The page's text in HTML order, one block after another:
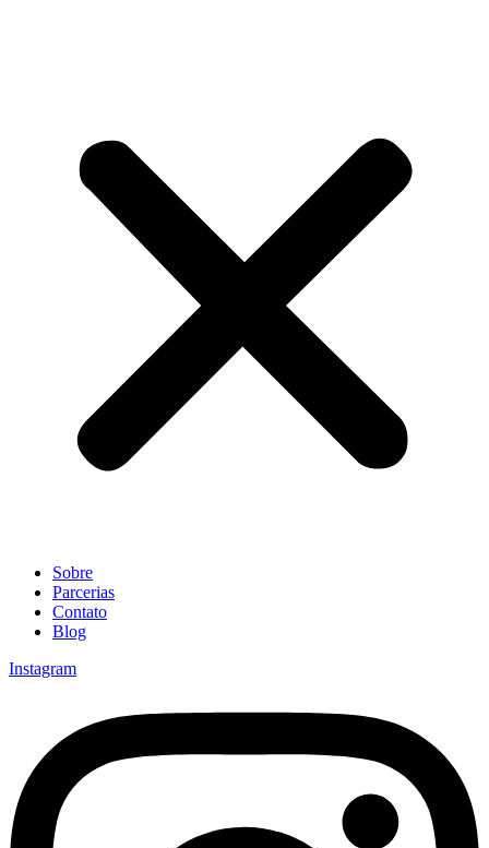
Sobre
Parcerias
Contato
Blog
Instagram